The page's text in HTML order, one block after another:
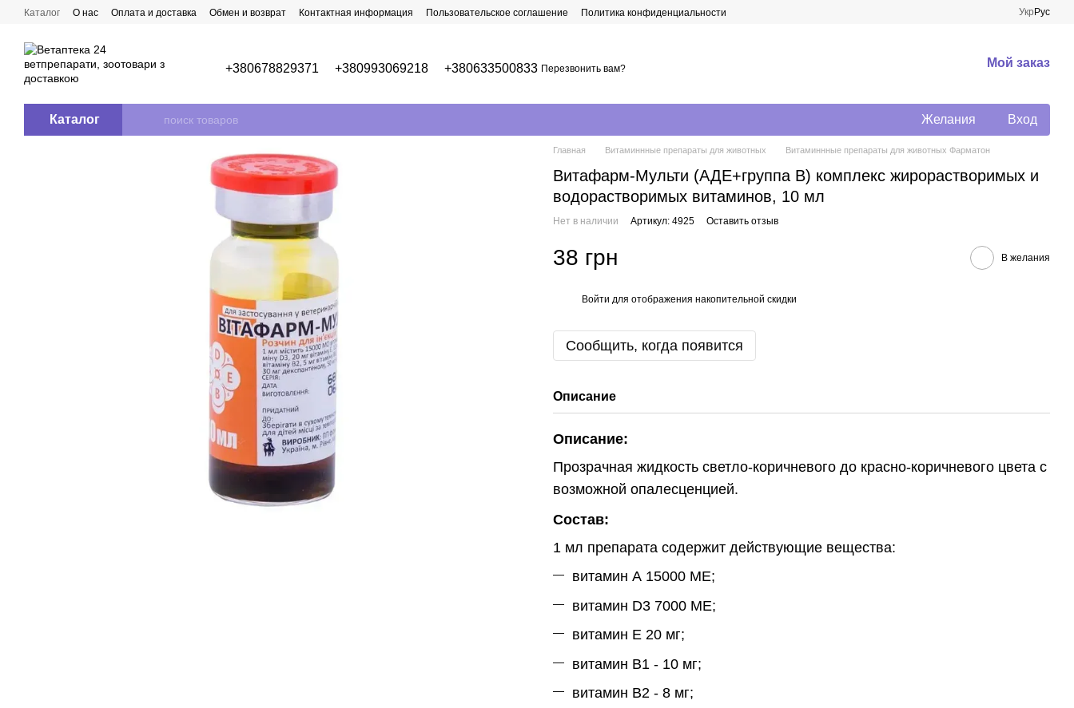
Перейти к основному контенту
Каталог О нас Оплата и доставка Обмен и возврат Контактная информация Пользовательское соглашение Политика конфиденциальности Укр Рус
+380678829371 +380993069218 +380633500833 Перезвонить вам? Мой заказ
Каталог Желания Вход
Главная Витаминнные препараты для животных Витаминнные препараты для животных Фарматон
Витафарм-Мульти (АДЕ+группа В) комплекс жирорастворимых и
водорастворимых витаминов, 10 мл
Нет в наличии Артикул: 4925 Оставить отзыв
38 грн В желания
Войти для отображения накопительной скидки
Сообщить, когда появится
Описание
Описание:
Прозрачная жидкость светло-коричневого до красно-коричневого цвета с
возможной опалесценцией.
Состав:
1 мл препарата содержит действующие вещества:
витамин А 15000 МЕ;
витамин D3 7000 МЕ;
витамин E 20 мг;
витамин В1 - 10 мг;
витамин В2 - 8 мг;